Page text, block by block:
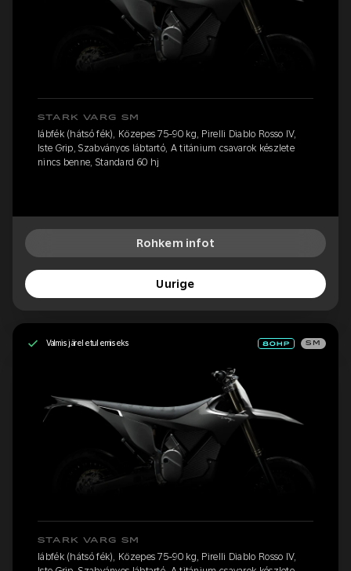
STARK VARG SM
lábfék (hátsó fék), Közepes 75-90 kg, Pirelli Diablo Rosso IV,
Iste Grip, Szabványos lábtartó, A titánium csavarok készlete
nincs benne, Standard 60 hj
Rohkem infot
Uurige
Valmis järeletulemiseks SM
STARK VARG SM
lábfék (hátsó fék), Közepes 75-90 kg, Pirelli Diablo Rosso IV,